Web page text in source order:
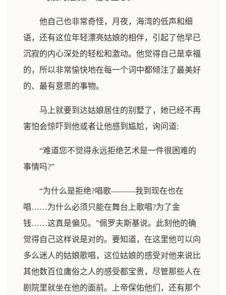
他自己也非常奇怪，月夜，海湾的低声和细
语，还有这位年轻漂亮姑娘的相伴，引起了他早已
沉寂的内心深处的轻松和激动。他觉得自己是幸福
的，所以非常愉快地在每一个词中都倾注了最美好
的、最有意思的事物。
马上就要到达姑娘居住的别墅了，她已经不再
害怕会惊吓到他或者让他感到尴尬，询问道:
“难道您不觉得永远拒绝艺术是一件很困难的
事情吗?”
“为什么是拒绝?唱歌———我到现在也在
唱……为什么必须只能在舞台上歌唱?为了金
钱……这真是偏见。”佩罗夫斯基说。此刻他的确
觉得自己这样说是对的。要知道，在这里他可以向
多么迷人的姑娘歌唱，这位姑娘的感受对他来说比
其他数百位庸俗之人的感受都宝贵，尽管那些人在
剧院里就坐在他的面前。上帝保佑他们，还有那个